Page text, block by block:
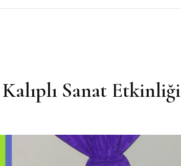
Sanat Etkinliği